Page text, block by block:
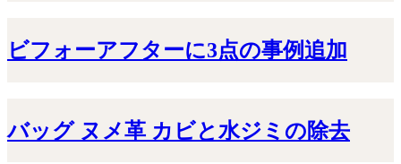
ビフォーアフターに3点の事例追加
バッグ ヌメ革 カビと水ジミの除去